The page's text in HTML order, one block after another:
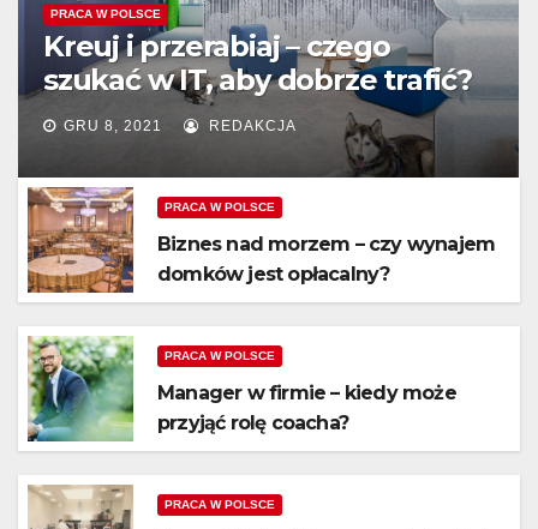
PRACA W POLSCE
Kreuj i przerabiaj – czego
szukać w IT, aby dobrze trafić?
GRU 8, 2021 REDAKCJA
PRACA W POLSCE
Biznes nad morzem – czy wynajem
domków jest opłacalny?
PRACA W POLSCE
Manager w firmie – kiedy może
przyjąć rolę coacha?
PRACA W POLSCE